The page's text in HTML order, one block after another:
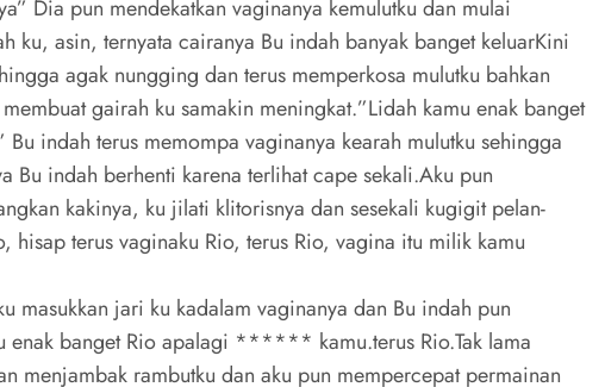
Dia pun mendekatkan vaginanya kemulutku dan mulai
ku, asin, ternyata cairanya Bu indah banyak banget keluarKini
agak nungging dan terus memperkosa mulutku bahkan
gairah ku samakin meningkat.”Lidah kamu enak banget
indah terus memompa vaginanya kearah mulutku sehingga
Bu indah berhenti karena terlihat cape sekali.Aku pun
kakinya, ku jilati klitorisnya dan sesekali kugigit pelan-
terus vaginaku Rio, terus Rio, vagina itu milik kamu
masukkan jari ku kadalam vaginanya dan Bu indah pun
enak banget Rio apalagi ****** kamu.terus Rio.Tak lama
menjambak rambutku dan aku pun mempercepat permainan